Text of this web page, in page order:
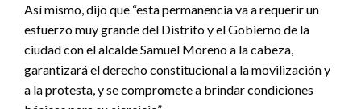
Así mismo, dijo que “esta permanencia va a requerir un
esfuerzo muy grande del Distrito y el Gobierno de la
ciudad con el alcalde Samuel Moreno a la cabeza,
garantizará el derecho constitucional a la movilización y
a la protesta, y se compromete a brindar condiciones